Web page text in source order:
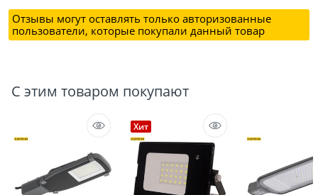
Отзывы могут оставлять только авторизованные
пользователи, которые покупали данный товар
С этим товаром покупают
Хит